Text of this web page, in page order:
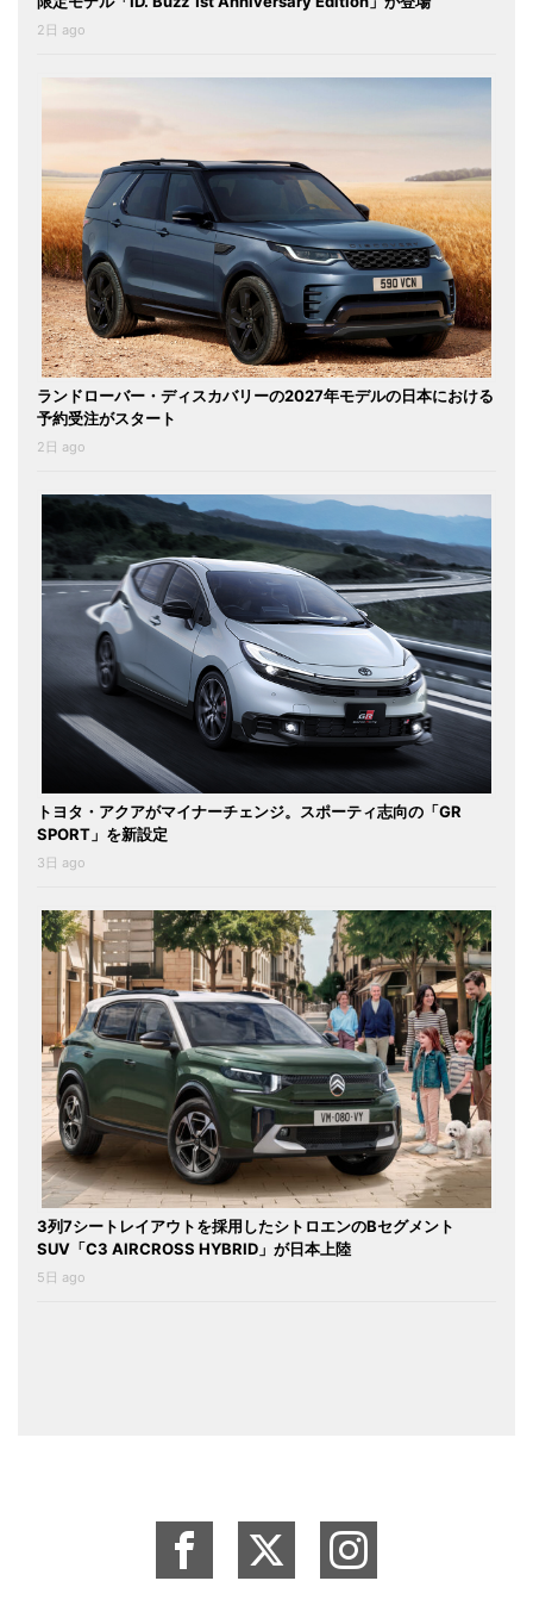
2日 ago
ランドローバー・ディスカバリーの2027年モデルの日本における
予約受注がスタート
2日 ago
トヨタ・アクアがマイナーチェンジ。スポーティ志向の「GR
SPORT」を新設定
3日 ago
3列7シートレイアウトを採用したシトロエンのBセグメント
SUV「C3 AIRCROSS HYBRID」が日本上陸
5日 ago